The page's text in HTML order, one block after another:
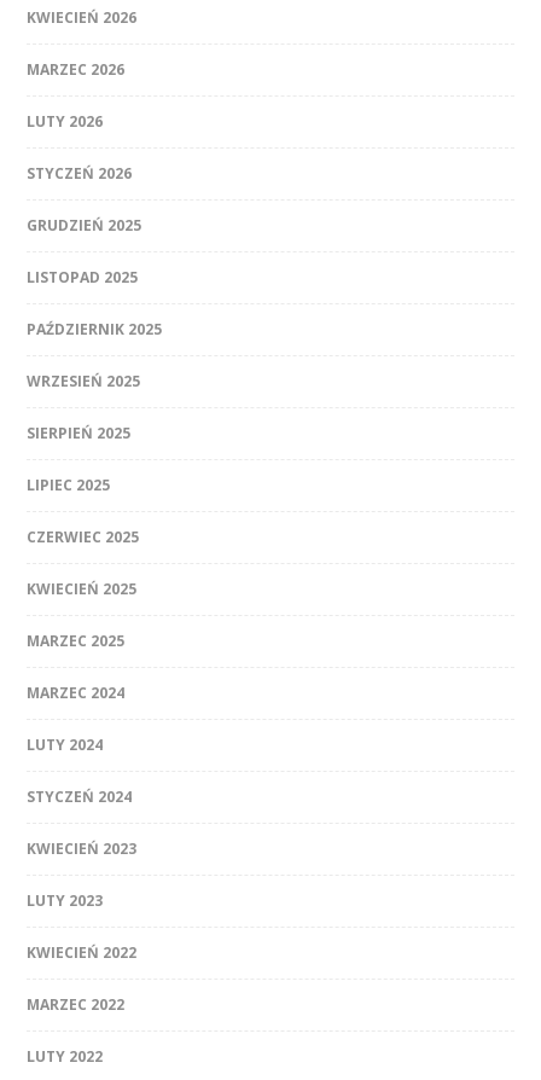
KWIECIEŃ 2026
MARZEC 2026
LUTY 2026
STYCZEŃ 2026
GRUDZIEŃ 2025
LISTOPAD 2025
PAŹDZIERNIK 2025
WRZESIEŃ 2025
SIERPIEŃ 2025
LIPIEC 2025
CZERWIEC 2025
KWIECIEŃ 2025
MARZEC 2025
MARZEC 2024
LUTY 2024
STYCZEŃ 2024
KWIECIEŃ 2023
LUTY 2023
KWIECIEŃ 2022
MARZEC 2022
LUTY 2022